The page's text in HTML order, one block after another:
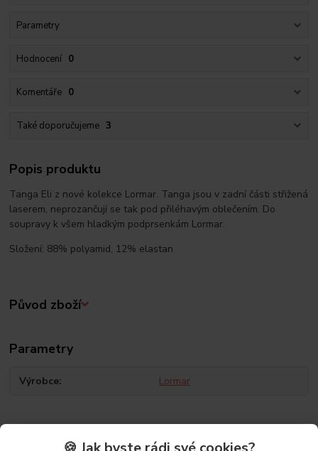
Parametry
Hodnocení 0
Komentáře 0
Také doporučujeme 3
Popis produktu
Tanga Eli z nové kolekce Lormar. Tanga jsou v zadní části střižená
laserem, neprozančují se tak pod přiléhavým oblečením. Do
soupravy k všem hladkým podprsenkám Lormar.
Složení: 88% polyamid, 12% elastan
Původ zboží
Parametry
Výrobce Lormar